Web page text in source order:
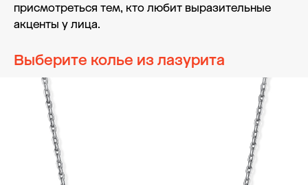
присмотреться тем, кто любит выразительные
акценты у лица.
Выберите колье из лазурита